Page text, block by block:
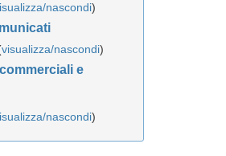
nascondi)
visualizza/nascondi)
e
nascondi)